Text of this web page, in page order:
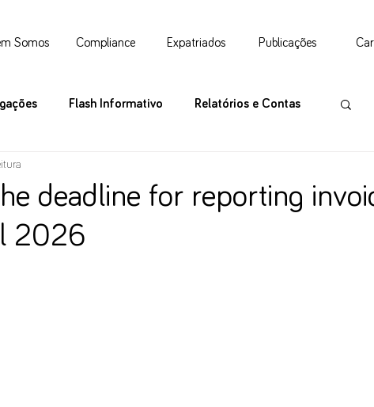
Somos Compliance Expatriados Publicações
Flash Informativo Relatórios e Contas
deadline for reporting
2026